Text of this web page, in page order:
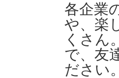
各企業
や、楽
くさん
で、友
ださい